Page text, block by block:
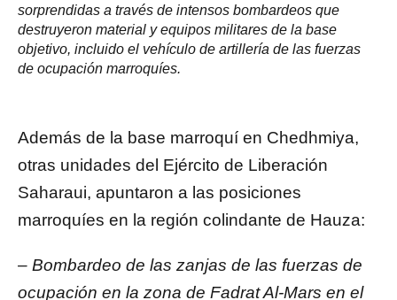
sorprendidas a través de intensos bombardeos que
destruyeron material y equipos militares de la base
objetivo, incluido el vehículo de artillería de las fuerzas
de ocupación marroquíes.
Además de la base marroquí en Chedhmiya,
otras unidades del Ejército de Liberación
Saharaui, apuntaron a las posiciones
marroquíes en la región colindante de Hauza:
– Bombardeo de las zanjas de las fuerzas de
ocupación en la zona de Fadrat Al-Mars en el